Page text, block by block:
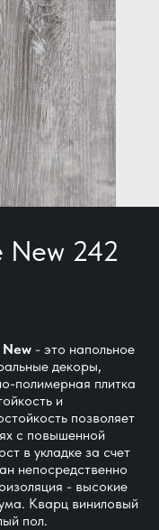
New 242
New - это напольное
декоры,
полимерная плитка
и
позволяет
с повышенной
в укладке за счет
непосредственно
- высокие
Кварц виниловый
пол.